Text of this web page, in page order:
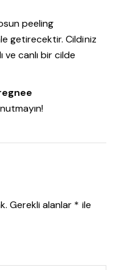
peeling
getirecektir. Cildiniz
ve canlı bir cilde
Gerekli alanlar * ile